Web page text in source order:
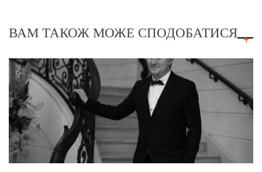
ВАМ ТАКОЖ МОЖЕ СПОДОБАТИСЯ